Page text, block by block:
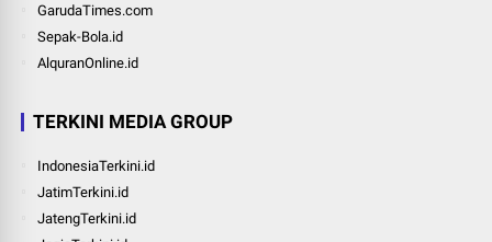
GarudaTimes.com
Sepak-Bola.id
AlquranOnline.id
TERKINI MEDIA GROUP
IndonesiaTerkini.id
JatimTerkini.id
JatengTerkini.id